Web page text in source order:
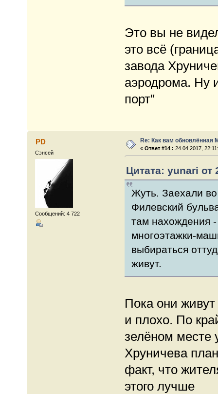
Это вы не
это всё
завода
аэродрома. Ну
порт"
PD
Сэнсей
Сообщений: 4 722
Re: Как вам обновлённая
«Ответ #14 : 24.04.2017,
Цитата: yunari от
Жуть. Заехали
Филевский
там нахождения
многоэтажки-
выбираться
живут.
Пока они
и плохо. По
зелёном месте
Хруничева
факт, что
этого лучше